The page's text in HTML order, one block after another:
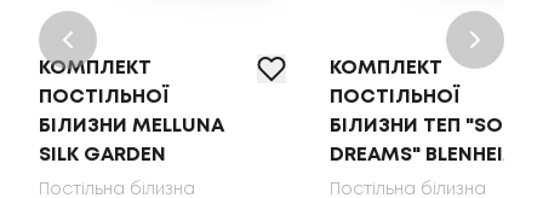
КОМПЛЕКТ
ПОСТІЛЬНОЇ
БІЛИЗНИ MELLUNA
SILK GARDEN
Постільна білизна
КОМПЛЕКТ
ПОСТІЛЬНОЇ
БІЛИЗНИ ТЕП "SOFT
DREAMS" BLENHEIM
Постільна білизна